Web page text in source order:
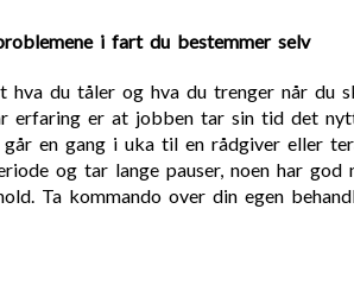
i fart du bestemmer selv
hva du tåler og hva du trenger når du
erfaring er at jobben tar sin tid det
går en gang i uka til en rådgiver eller
og tar lange pauser, noen har god
Ta kommando over din egen